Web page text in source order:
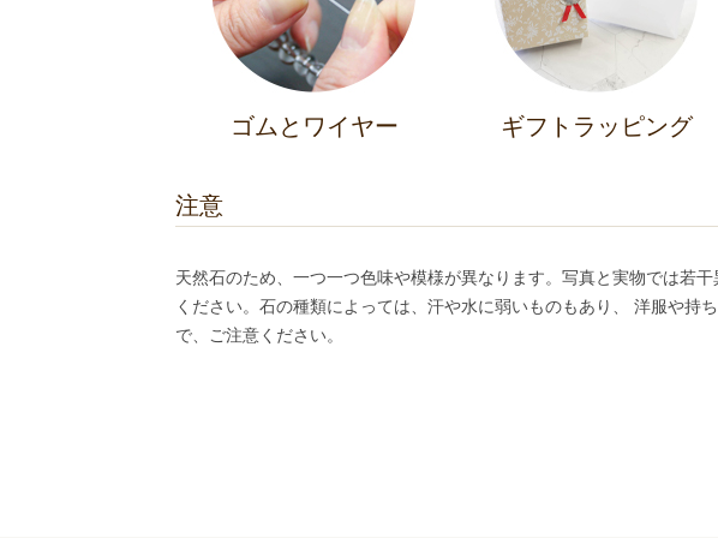
ゴムとワイヤー ギフトラッピング
注意
天然石のため、一つ一つ色味や模様が異なります。写真と実物では若
ください。石の種類によっては、汗や水に弱いものもあり、 洋服や持
で、ご注意ください。